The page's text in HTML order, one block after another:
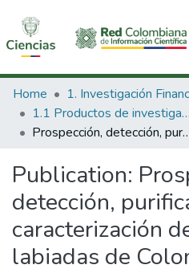
Communities & Collections
All of DSpace
Home
1.1 Productos de investigación
Prospección, detección, purificación y
Publication:
detección,
caracterización
labiadas de